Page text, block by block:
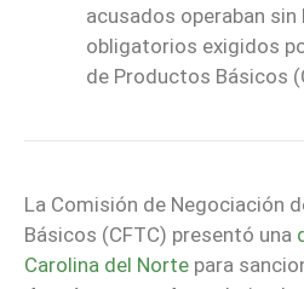
acusados operaban
obligatorios exigidos
de Productos Básicos
La Comisión de Negociación
Básicos (CFTC) presentó una
Carolina del Norte para